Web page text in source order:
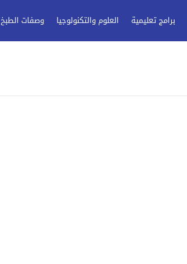
برامج تعليمية العلوم والتكنولوجيا وصفات الطبخ